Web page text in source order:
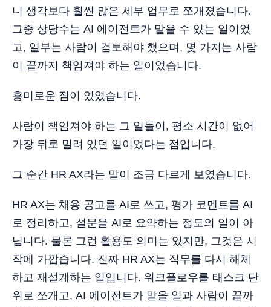
니 생각보다 훨씬 많은 세부 업무로 쪼개졌습니다.
그중 상당수는 AI 에이전트가 맡을 수 있는 일이었
고, 일부는 사람이 검토해야 했으며, 몇 가지는 사람
이 끝까지 책임져야 하는 일이었습니다.
흥미로운 점이 있었습니다.
사람이 책임져야 하는 그 일들이, 평소 시간이 없어
가장 뒤로 밀려 있던 일이었다는 점입니다.
그 순간 HR AX라는 말이 조금 다르게 보였습니다.
HR AX는 채용 공고를 AI로 쓰고, 평가 코멘트를 AI
로 정리하고, 설문을 AI로 요약하는 정도의 일이 아
닙니다. 물론 그런 활용도 의미는 있지만, 그것은 시
작에 가깝습니다. 진짜 HR AX는 직무를 다시 해체
하고 재설계하는 일입니다. 워크플로우를 태스크 단
위로 쪼개고, AI 에이전트가 맡을 일과 사람이 끝까